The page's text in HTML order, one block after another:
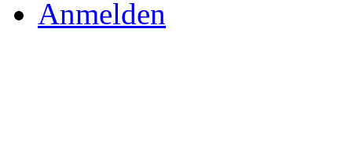
Anmelden